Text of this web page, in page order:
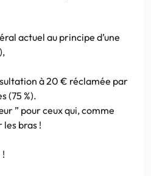
actuel au principe d’une
à 20 € réclamée par
(75 %).
” pour ceux qui, comme
les bras !
!